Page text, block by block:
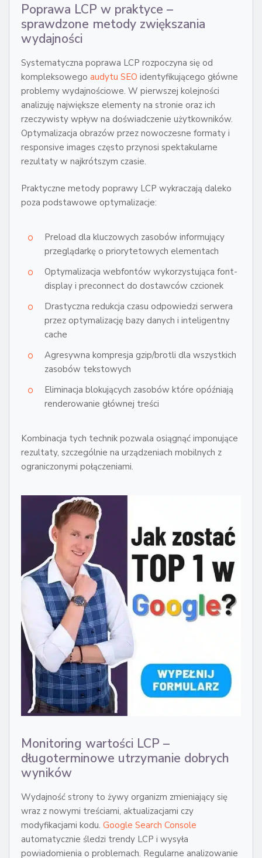
Poprawa LCP w praktyce –
sprawdzone metody zwiększania
wydajności
Systematyczna poprawa LCP rozpoczyna się od
kompleksowego audytu SEO identyfikującego główne
problemy wydajnościowe. W pierwszej kolejności
analizuję największe elementy na stronie oraz ich
rzeczywisty wpływ na doświadczenie użytkowników.
Optymalizacja obrazów przez nowoczesne formaty i
responsive images często przynosi spektakularne
rezultaty w najkrótszym czasie.
Praktyczne metody poprawy LCP wykraczają daleko
poza podstawowe optymalizacje:
Preload dla kluczowych zasobów informujący
przeglądarkę o priorytetowych elementach
Optymalizacja webfontów wykorzystująca font-
display i preconnect do dostawców czcionek
Drastyczna redukcja czasu odpowiedzi serwera
przez optymalizację bazy danych i inteligentny
cache
Agresywna kompresja gzip/brotli dla wszystkich
zasobów tekstowych
Eliminacja blokujących zasobów które opóźniają
renderowanie głównej treści
Kombinacja tych technik pozwala osiągnąć imponujące
rezultaty, szczególnie na urządzeniach mobilnych z
ograniczonymi połączeniami.
Monitoring wartości LCP –
długoterminowe utrzymanie dobrych
wyników
Wydajność strony to żywy organizm zmieniający się
wraz z nowymi treściami, aktualizacjami czy
modyfikacjami kodu. Google Search Console
automatycznie śledzi trendy LCP i wysyła
powiadomienia o problemach. Regularne analizowanie